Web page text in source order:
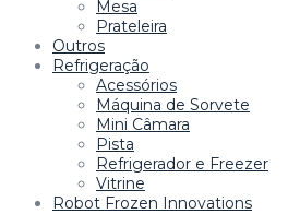
Mesa
Prateleira
Outros
Refrigeração
Acessórios
Máquina de Sorvete
Mini Câmara
Pista
Refrigerador e Freezer
Vitrine
Robot Frozen Innovations